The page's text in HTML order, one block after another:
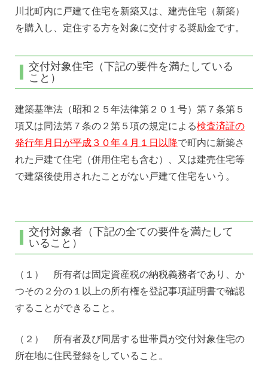
川北町内に戸建て住宅を新築又は、建売住宅（新築）
を購入し、定住する方を対象に交付する奨励金です。
交付対象住宅（下記の要件を満たしている
こと）
建築基準法（昭和２５年法律第２０１号）第７条第５
項又は同法第７条の２第５項の規定による検査済証の
発行年月日が平成３０年４月１日以降で町内に新築さ
れた戸建て住宅（併用住宅も含む）、又は建売住宅等
で建築後使用されたことがない戸建て住宅をいう。
交付対象者（下記の全ての要件を満たして
いること）
（１） 所有者は固定資産税の納税義務者であり、か
つその２分の１以上の所有権を登記事項証明書で確認
することができること。
（２） 所有者及び同居する世帯員が交付対象住宅の
所在地に住民登録をしていること。